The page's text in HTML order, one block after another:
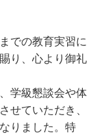
での教育実習に
り、心より御礼
学級懇談会や体
せていただき、
りました。特